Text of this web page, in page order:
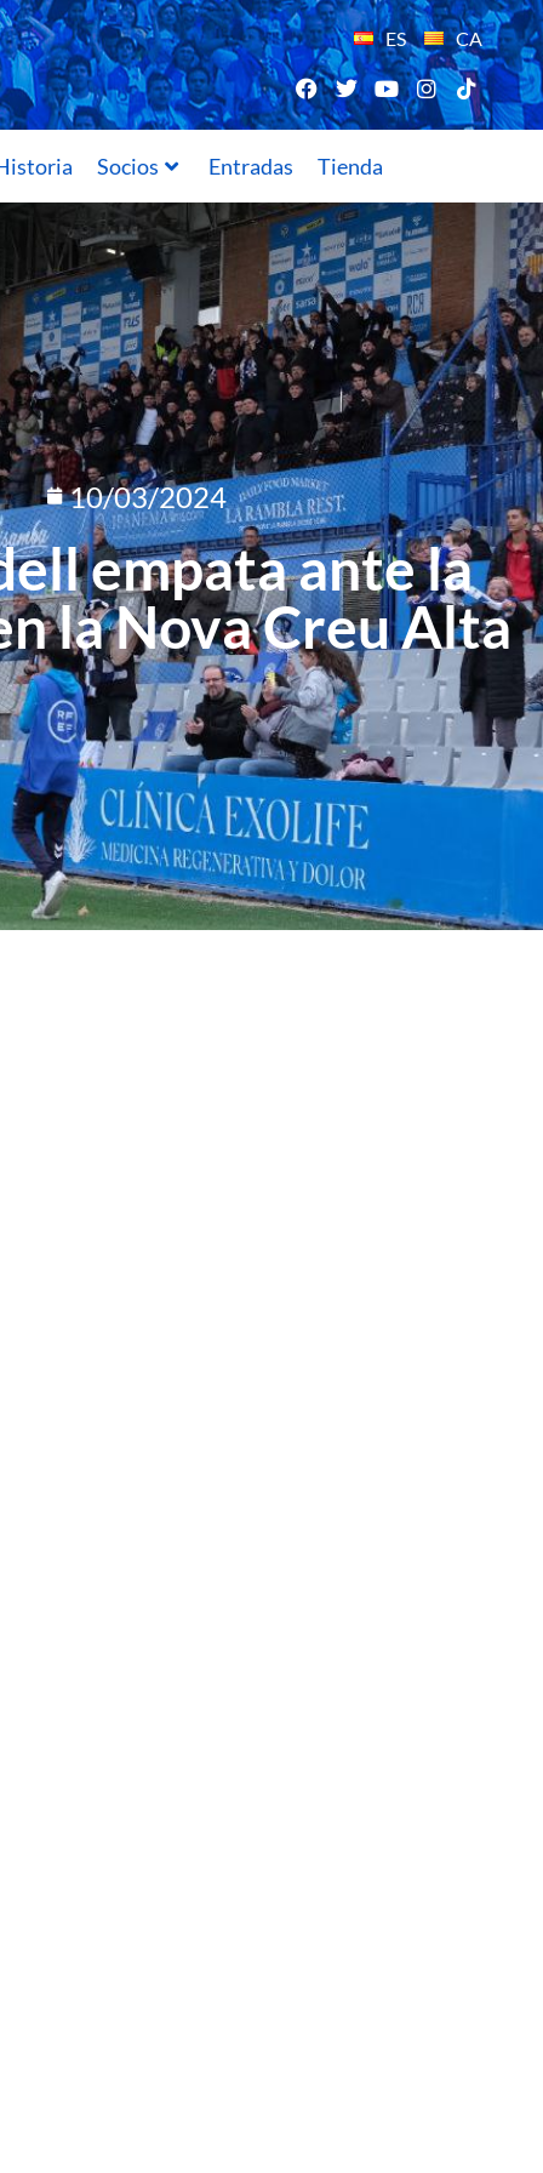
ES CA
Socios Entradas Tienda
10/03/2024
empata ante la
la Nova Creu Alta